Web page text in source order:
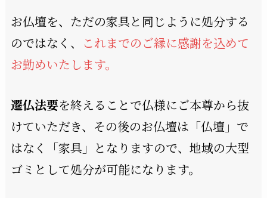
お仏壇を、ただの家具と同じように処分する
のではなく、
これまでのご縁に感謝を込めて
お勤めいたします。
遷仏法要を終えることで仏様にご本尊から抜
けていただき、その後のお仏壇は「仏壇」で
はなく「家具」となりますので、地域の大型
ゴミとして処分が可能になります。